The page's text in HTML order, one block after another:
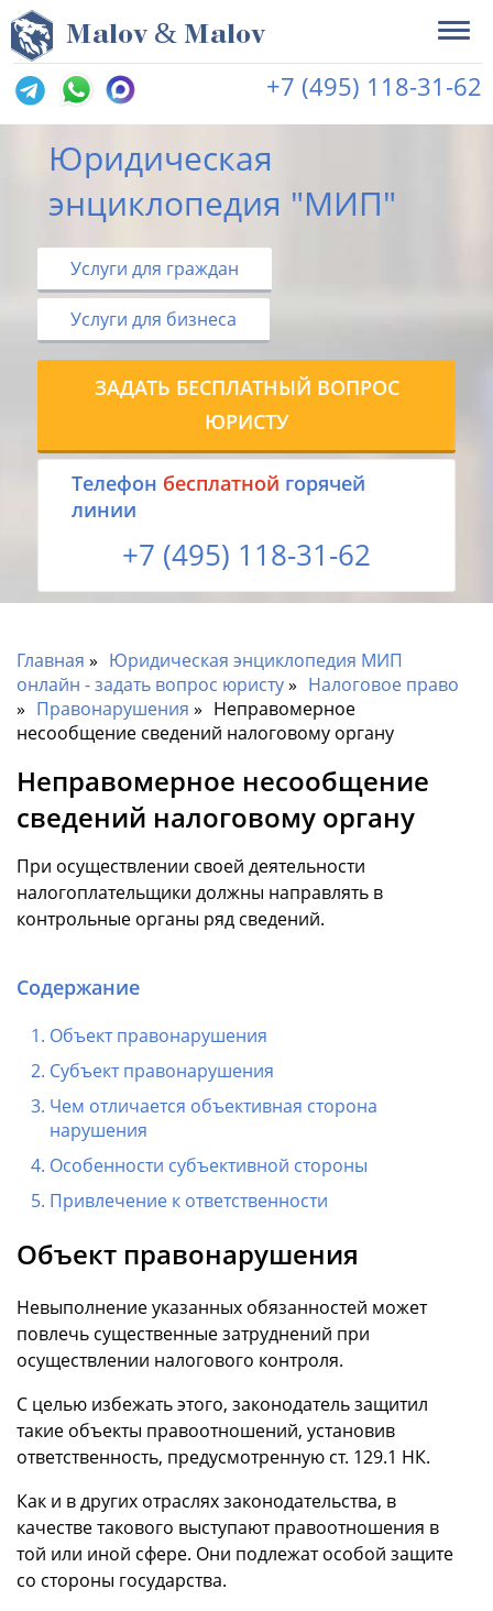
Malov & Malov
+7 (495) 118-31-62
Юридическая
энциклопедия "МИП"
Услуги для граждан
Услуги для бизнеса
ЗАДАТЬ БЕСПЛАТНЫЙ ВОПРОС
ЮРИСТУ
Tелефон бесплатной горячей
линии
+7 (495) 118-31-62
Главная
Юридическая энциклопедия МИП
онлайн - задать вопрос юристу
Налоговое право
Правонарушения
Неправомерное
несообщение сведений налоговому органу
Неправомерное несообщение
сведений налоговому органу
При осуществлении своей деятельности
налогоплательщики должны направлять в
контрольные органы ряд сведений.
Содержание
Объект правонарушения
Субъект правонарушения
Чем отличается объективная сторона
нарушения
Особенности субъективной стороны
Привлечение к ответственности
Объект правонарушения
Невыполнение указанных обязанностей может
повлечь существенные затруднений при
осуществлении налогового контроля.
С целью избежать этого, законодатель защитил
такие объекты правоотношений, установив
ответственность, предусмотренную ст. 129.1 НК.
Как и в других отраслях законодательства, в
качестве такового выступают правоотношения в
той или иной сфере. Они подлежат особой защите
со стороны государства.